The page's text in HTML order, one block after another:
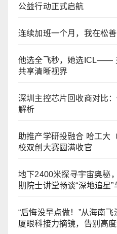
公益行动正式启航
连续加班一个月，我在松
他选全飞秒，她选ICL——
共享清晰视界
深圳主控芯片回收商对比
解析
助推产学研投融合 哈工大
校双创大赛圆满收官
地下2400米探寻宇宙奥秘
期院士讲堂畅谈“深地追星
“后悔没早点做！”从海南
厦眼科接力摘镜，告别高